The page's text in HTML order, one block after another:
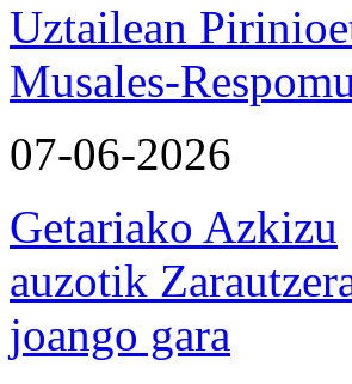
Uztailean
Musales-
07-06-2026
Getariako Azkizu
auzotik
joango gara